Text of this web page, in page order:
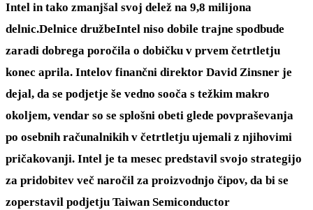
Intel in tako zmanjšal svoj delež na 9,8 milijona
delnic.Delnice družbeIntel niso dobile trajne spodbude
zaradi dobrega poročila o dobičku v prvem četrtletju
konec aprila. Intelov finančni direktor David Zinsner je
dejal, da se podjetje še vedno sooča s težkim makro
okoljem, vendar so se splošni obeti glede povpraševanja
po osebnih računalnikih v četrtletju ujemali z njihovimi
pričakovanji. Intel je ta mesec predstavil svojo strategijo
za pridobitev več naročil za proizvodnjo čipov, da bi se
zoperstavil podjetju Taiwan Semiconductor